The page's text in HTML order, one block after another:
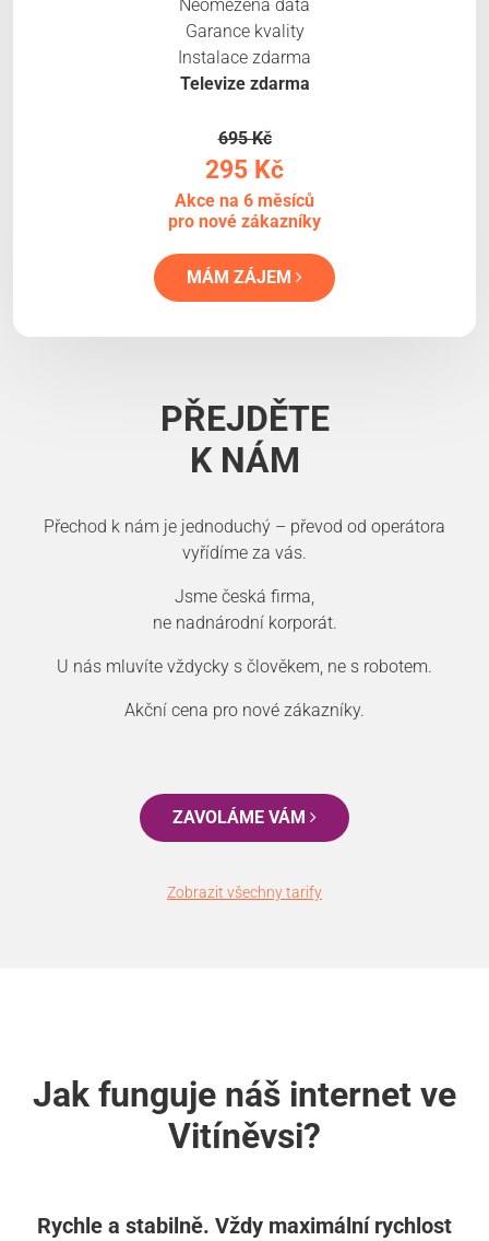
Neomezená data
Garance kvality
Instalace zdarma
Televize zdarma
695 Kč
295 Kč
Akce na 6 měsíců
pro nové zákazníky
MÁM ZÁJEM
PŘEJDĚTE
K NÁM
Přechod k nám je jednoduchý – převod od operátora
vyřídíme za vás.
Jsme česká firma,
ne nadnárodní korporát.
U nás mluvíte vždycky s člověkem, ne s robotem.
Akční cena pro nové zákazníky.
ZAVOLÁME VÁM
Zobrazit všechny tarify
Jak funguje náš internet ve
Vitíněvsi?
Rychle a stabilně. Vždy maximální rychlost